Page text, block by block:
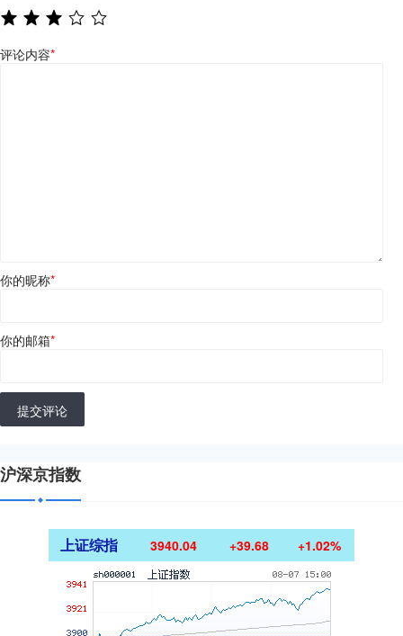
评论内容*
你的昵称*
你的邮箱*
提交评论
沪深京指数
上证综指 3940.04 +39.68 +1.02%